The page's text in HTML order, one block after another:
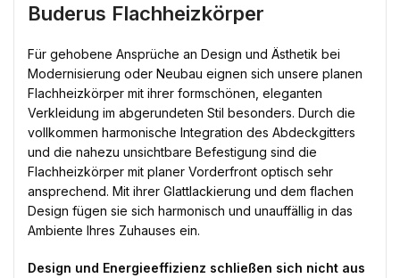
Buderus Flachheizkörper
Für gehobene Ansprüche an Design und Ästhetik bei
Modernisierung oder Neubau eignen sich unsere planen
Flachheizkörper mit ihrer formschönen, eleganten
Verkleidung im abgerundeten Stil besonders. Durch die
vollkommen harmonische Integration des Abdeckgitters
und die nahezu unsichtbare Befestigung sind die
Flachheizkörper mit planer Vorderfront optisch sehr
ansprechend. Mit ihrer Glattlackierung und dem flachen
Design fügen sie sich harmonisch und unauffällig in das
Ambiente Ihres Zuhauses ein.
Design und Energieeffizienz schließen sich nicht aus